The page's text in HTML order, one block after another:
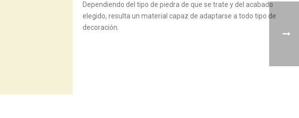
Dependiendo del tipo de piedra de que se trate y del acabado
elegido, resulta un material capaz de adaptarse a todo tipo de
decoración.